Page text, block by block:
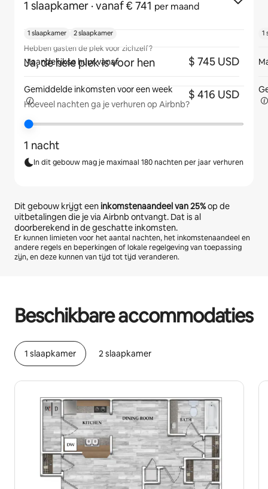
1 slaapkamer · vanaf € 741 per maand
Hebben gasten de plek voor zichzelf?
Ja, de hele plek is voor hen
Hoeveel nachten ga je verhuren op Airbnb?
1 nacht
In dit gebouw mag je maximaal 180 nachten per jaar verhuren
Dit gebouw krijgt eeninkomstenaandeel van25%op de
uitbetalingen die je via Airbnb ontvangt. Dat is al
doorberekend in de geschatte inkomsten.
Er kunnen limieten voor het aantal nachten, het inkomstenaandeel en
andere regels en beperkingen of lokale regelgeving van toepassing
zijn, en deze kunnen van tijd tot tijd veranderen.
Beschikbare accommodaties
1 slaapkamer 2 slaapkamer
1 slaapkamer 2 slaapkamer
Maandelijkse huur vanaf $ 745 USD
Gemiddelde inkomsten vooreen week $ 416 USD
1